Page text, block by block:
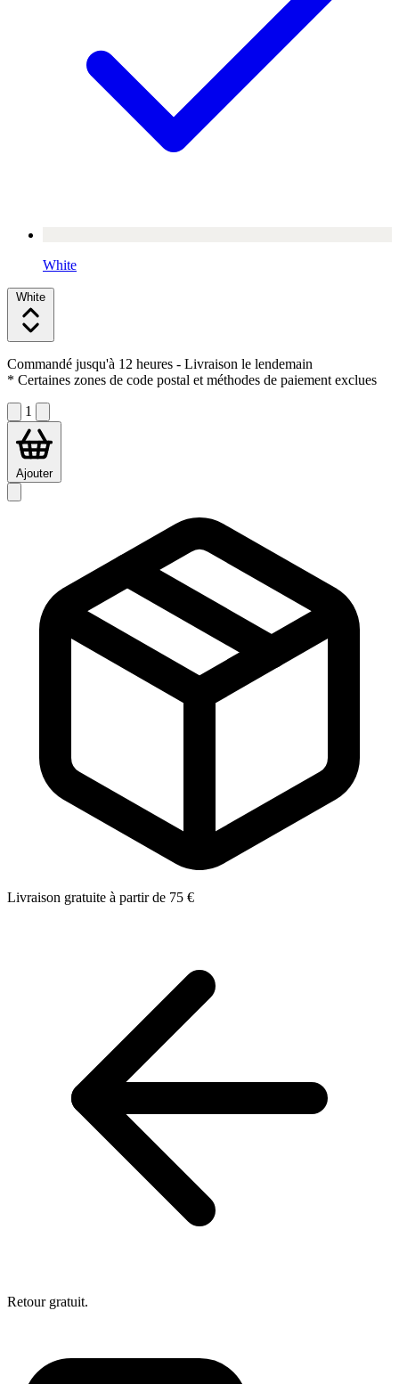
White
White
Commandé jusqu'à 12 heures - Livraison le lendemain
* Certaines zones de code postal et méthodes de paiement exclues
1
Ajouter
Livraison gratuite à partir de 75 €
Retour gratuit.